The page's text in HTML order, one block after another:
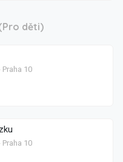
děti)
10
10